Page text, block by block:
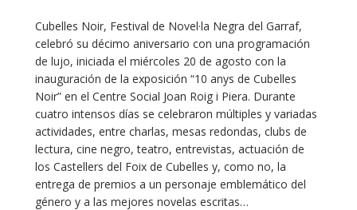
Cubelles Noir, Festival de Novel·la Negra del Garraf,
celebró su décimo aniversario con una programación
de lujo, iniciada el miércoles 20 de agosto con la
inauguración de la exposición “10 anys de Cubelles
Noir” en el Centre Social Joan Roig i Piera. Durante
cuatro intensos días se celebraron múltiples y variadas
actividades, entre charlas, mesas redondas, clubs de
lectura, cine negro, teatro, entrevistas, actuación de
los Castellers del Foix de Cubelles y, como no, la
entrega de premios a un personaje emblemático del
género y a las mejores novelas escritas…